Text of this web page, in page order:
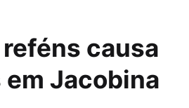
causa
Jacobina